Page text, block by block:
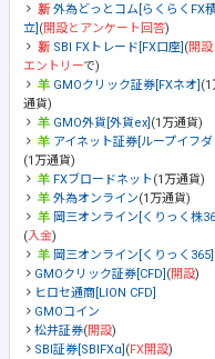
外為どっとコム[らくらくFX
立] (開設とアンケート回答)
SBI FXトレード[FX口座] (開設
エントリーで)
GMOクリック証券[FXネオ] (1
通貨)
GMO外貨[外貨ex] (1万通貨)
アイネット証券[ループイフダ
(1万通貨)
FXブロードネット(1万通貨)
外為オンライン(1万通貨)
岡三オンライン[くりっく株
(入金)
岡三オンライン[くりっく365]
GMOクリック証券[CFD] (開設)
ヒロセ通商[LION CFD]
GMOコイン
松井証券(開設)
SBI証券[SBIFXα] (FX開設)